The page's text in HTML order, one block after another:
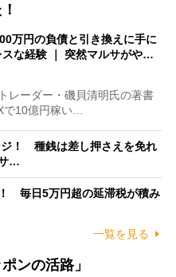
万円の負債と引き換えに手に
スな経験 ｜ 突然マルサがや…
レーダー・磯貝清明氏の著書
で10億円稼い…
ジ！ 種銭は差し押さえを免れ
…
毎日5万円超の延滞税が積み
一覧を見る
ンの活路」